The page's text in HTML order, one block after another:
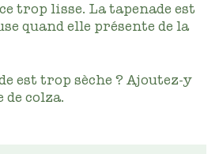
trop lisse. La tapenade est
quand elle présente de la
est trop sèche ? Ajoutez-y
de colza.